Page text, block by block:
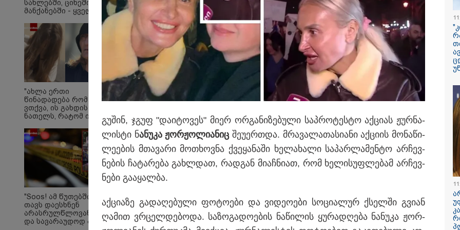
ბავშვობიდან რაც მახსოვს, სანაპიროზე
შეძახილებიდან: "ცხელი სიმინდი“, "ცივი
სასმელები“, "ბურბუშელა“ "საზამთრო...
პოპულარული
რეალურ
"ბავშვობიდან
ფანატიკურად
შეყვარებული
მარტინ
ენასა და
შეყვარებული
ჩაიდინა
დანაშაული" -
ავალიანის
პროკურორი ნია
მამის
ჩანაწერის
ასაჯაროებს
დედამიწაზე
წარმოშობის
არსებული
თავდაყირა
აღმოაჩინეს
სახლებში, ციხეში,
მანქანებში - ყველგან
ჩხრეკის დროს,
დაამონტაჟეს...
იმნაძეების ოჯახში,
მგონი, 4 მოსასმენი
იყო..." - ეკა კუპატაძე
"ახლა ერთი
წინადადება რომ
ვთქვა, ის გახდის
ნათელს, რატომ იყო
წამქეზებელი... ნია
იმნაძისგან გამოსული
ინფორმაციაა ეს" -
ეკა კუპატაძე
"Soos! ამ წუთებში
თავს დაესხნენ
არასრულწლოვანების
და სავარაუდოდ არა
გუ­შინ, ჯგუფ "და­ი­ტო­ვეს" მიერ ორ­გა­ნი­ზე­ბუ­ლი საპ­რო­ტეს­ტო აქ­ცი­ას ჟურ­ნა­
ლის­ტი ნანუ­კა ჟორ­ჟო­ლი­ა­ნიცშე­უ­ერ­თდა. მრა­ვა­ლ­ა­თა­სი­ა­ნი აქ­ცი­ის მო­ნა­წი­
ლე­ე­ბის მთა­ვა­რი მო­თხოვ­ნა ქვე­ყა­ნა­ში ხე­ლა­ხა­ლი სა­პარ­ლა­მენ­ტო არ­ჩევ­
ნე­ბის ჩა­ტა­რე­ბა გახ­ლდათ, რად­გან მი­აჩ­ნი­ათ, რომ ხე­ლი­სუფ­ლე­ბამ არ­ჩევ­
ნე­ბი გა­ა­ყალ­ბა.
აქ­ცი­ა­ზე გა­და­ღე­ბუ­ლი ფო­ტო­ე­ბი და ვი­დე­ო­ე­ბი სო­ცი­ა­ლურ ქსელ­ში გვი­ან
ღა­მით ვრცელ­დე­ბო­და. სა­ზო­გა­დო­ე­ბის ნა­წი­ლის ყუ­რა­დღე­ბა ნა­ნუ­კა ჟორ­